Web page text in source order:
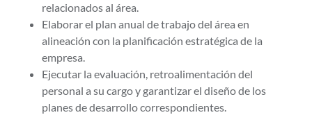
relacionados al área.
Elaborar el plan anual de trabajo del área en
alineación con la planificación estratégica de la
empresa.
Ejecutar la evaluación, retroalimentación del
personal a su cargo y garantizar el diseño de los
planes de desarrollo correspondientes.